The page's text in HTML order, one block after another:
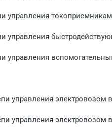
управления
управления
управления
управления электровозом
управления электровозом